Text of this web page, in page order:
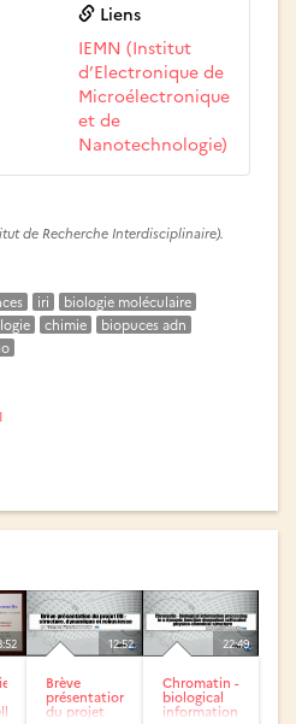
Liens
IEMN (Institut
d’Electronique de
Microélectronique
et de
Nanotechnologie)
de Recherche Interdisciplinaire).
iri
biologie moléculaire
chimie
biopuces adn
12:52
Brève
présentation
du projet
22:49
Chromatin -
biological
information